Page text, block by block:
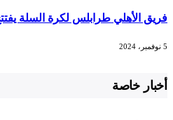
فريق الأهلي طرابلس لكرة السلة
5 نوفمبر، 2024
أخبار خاصة